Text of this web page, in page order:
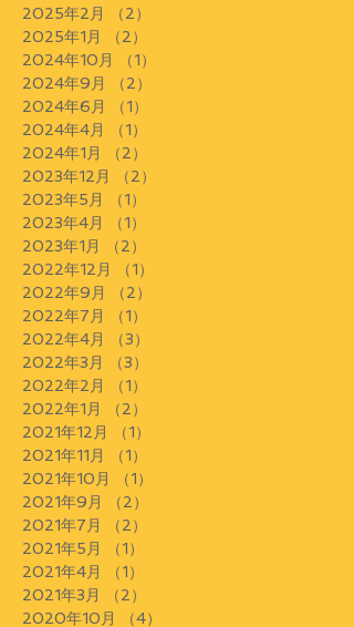
2025年2月
（2）
2025年1月
（2）
2024年10月
（1）
2024年9月
（2）
2024年6月
（1）
2024年4月
（1）
2024年1月
（2）
2023年12月
（2）
2023年5月
（1）
2023年4月
（1）
2023年1月
（2）
2022年12月
（1）
2022年9月
（2）
2022年7月
（1）
2022年4月
（3）
2022年3月
（3）
2022年2月
（1）
2022年1月
（2）
2021年12月
（1）
2021年11月
（1）
2021年10月
（1）
2021年9月
（2）
2021年7月
（2）
2021年5月
（1）
2021年4月
（1）
2021年3月
（2）
2020年10月
（4）